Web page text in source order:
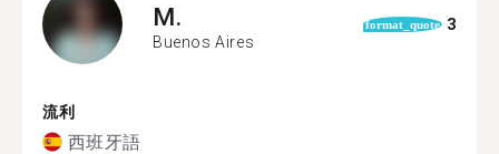
M.
Buenos Aires
format_quote 3
流利
西班牙語